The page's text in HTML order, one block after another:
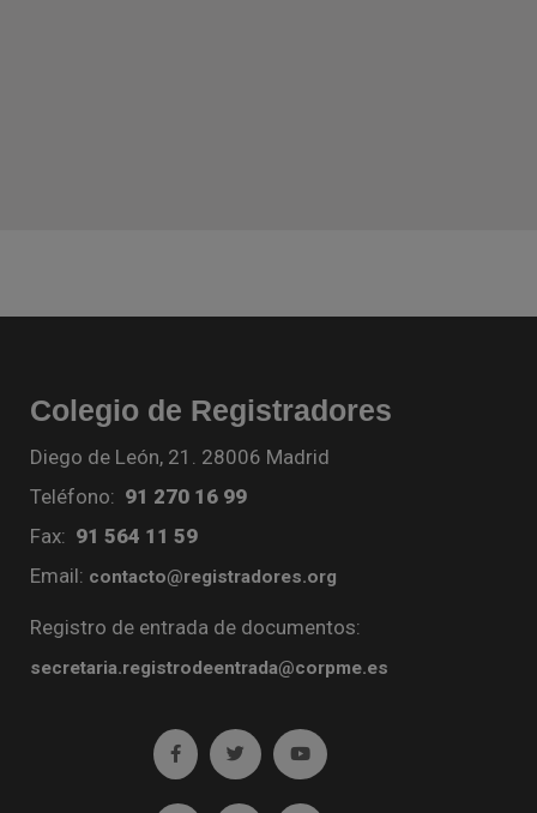
Colegio de Registradores
Diego de León, 21. 28006 Madrid
Teléfono: 91 270 16 99
Fax: 91 564 11 59
Email: contacto@registradores.org
Registro de entrada de documentos:
secretaria.registrodeentrada@corpme.es
Ir a facebook (abre en ventana nueva)
Ir a twitter (abre en ventana nueva)
Ir a YouTube (abre en